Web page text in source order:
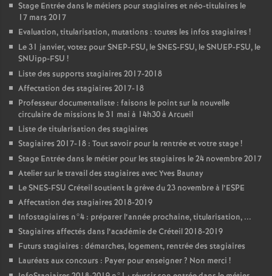
Stage Entrée dans le métiers pour stagiaires et néo-titulaires le
17 mars 2017
Evaluation, titularisation, mutations : toutes les infos stagiaires !
Le 31 janvier, votez pourSNEP-FSU, leSNES-FSU, leSNUEP-FSU, le
SNUipp-FSU !
Liste des supports stagiaires 2017-2018
Affectation des stagiaires 2017-18
Professeur documentaliste : faisons le point sur la nouvelle
circulaire de missions le 31 mai à 14h30 à Arcueil
Liste de titularisation des stagiaires
Stagiaires 2017-18 : Tout savoir pour la rentrée et votre stage!
Stage Entrée dans le métier pour les stagiaires le 24 novembre 2017
Atelier sur le travail des stagiaires avec Yves Baunay
LeSNES-FSU Créteil soutient la grève du 23 novembre à l’ESPE
Affectation des stagiaires 2018-2019
Infostagiaires n°4 : préparer l’année prochaine, titularisation, ...
Stagiaires affectés dans l’académie de Créteil 2018-2019
Futurs stagiaires : démarches, logement, rentrée des stagiaires
Lauréats aux concours : Payer pour enseigner? Non merci !